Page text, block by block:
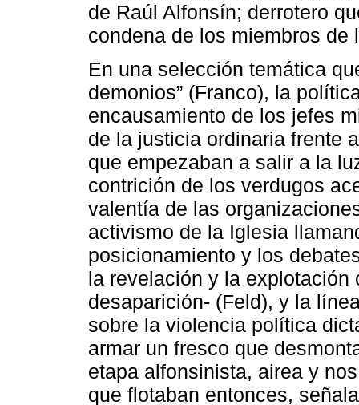
de Raúl Alfonsín; derrotero
condena de los miembros de
En una selección temática
demonios” (Franco), la
encausamiento de los jefes
de la justicia ordinaria frente
que empezaban a salir a la
contrición de los verdugos
valentía de las
activismo de la Iglesia
posicionamiento y los
la revelación y la
desaparición- (Feld), y la
sobre la violencia política
armar un fresco que
etapa alfonsinista, airea y
que flotaban entonces,